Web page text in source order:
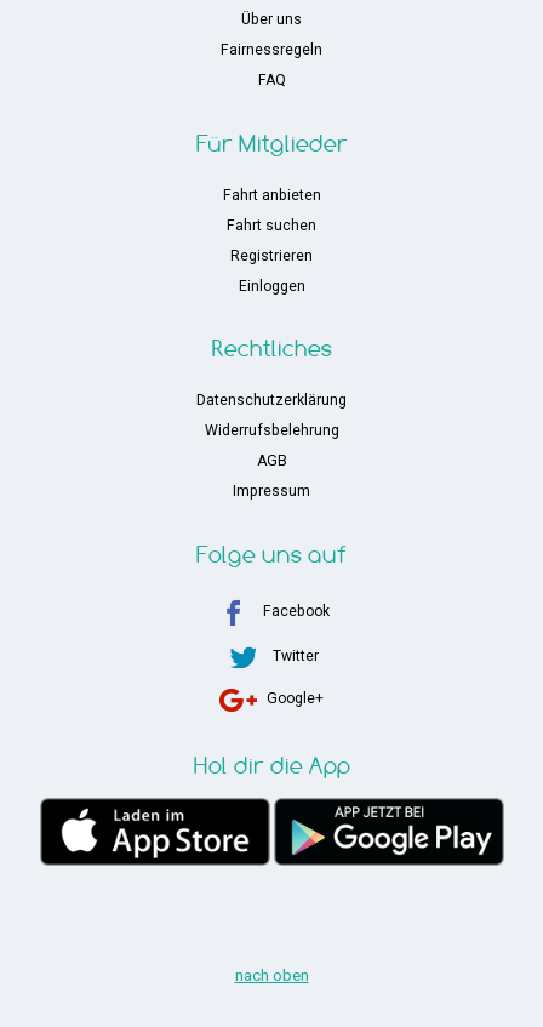
Über uns
Fairnessregeln
FAQ
Für Mitglieder
Fahrt anbieten
Fahrt suchen
Registrieren
Einloggen
Rechtliches
Datenschutzerklärung
Widerrufsbelehrung
AGB
Impressum
Folge uns auf
Facebook
Twitter
Google+
Hol dir die App
nach oben